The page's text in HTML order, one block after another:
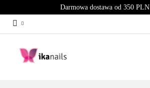
Darmowa dostawa od 350 PLN